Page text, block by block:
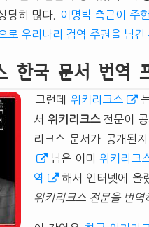
당히 많다.
이명박 측근이 주
로 우리나라 검역 주권을 넘긴
한국 문서 번역
그런데 위키리크스
서 위키리크스전문이 공
리크스 문서가 공개된
님은 이미
위키리크
역
해서 인터넷에 올
위키리크스 전문을 번역